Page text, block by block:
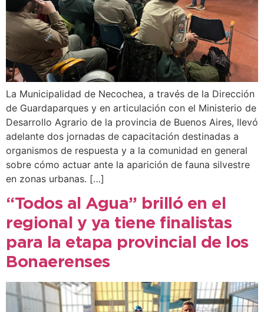
La Municipalidad de Necochea, a través de la Dirección
de Guardaparques y en articulación con el Ministerio de
Desarrollo Agrario de la provincia de Buenos Aires, llevó
adelante dos jornadas de capacitación destinadas a
organismos de respuesta y a la comunidad en general
sobre cómo actuar ante la aparición de fauna silvestre
en zonas urbanas. […]
“Todos al Agua” brilló en el
regional y ya tiene finalistas
para la etapa provincial de los
Bonaerenses